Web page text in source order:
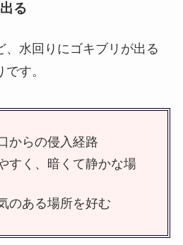
る
、水回りにゴキブリが出る
す。
からの侵入経路
すく、暗くて静かな場
のある場所を好む